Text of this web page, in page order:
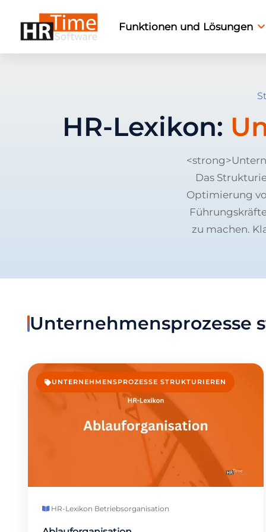
Funktionen und Lösungen
HR-Lexikon:
Das
Optimierung
zu machen.
Unternehmensprozesse
UNTERNEHMENSPROZESSE STRUKTURIEREN
HR-Lexikon·Betriebsorganisation